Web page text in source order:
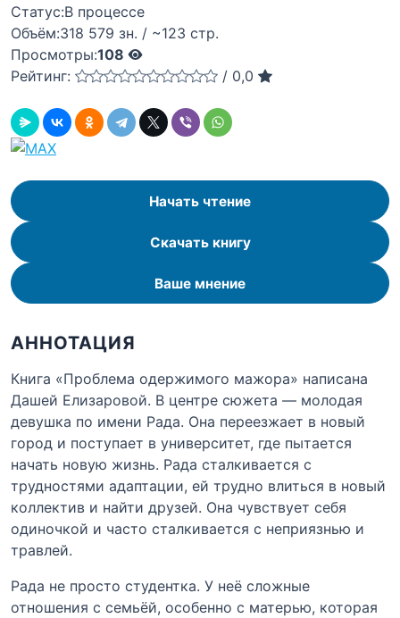
Статус:В процессе
Объём:318 579 зн. / ~123 стр.
Просмотры:108
Рейтинг:
/ 0,0
Начать чтение
Скачать книгу
Ваше мнение
АННОТАЦИЯ
Книга «Проблема одержимого мажора» написана
Дашей Елизаровой. В центре сюжета — молодая
девушка по имени Рада. Она переезжает в новый
город и поступает в университет, где пытается
начать новую жизнь. Рада сталкивается с
трудностями адаптации, ей трудно влиться в новый
коллектив и найти друзей. Она чувствует себя
одиночкой и часто сталкивается с неприязнью и
травлей.
Рада не просто студентка. У неё сложные
отношения с семьёй, особенно с матерью, которая